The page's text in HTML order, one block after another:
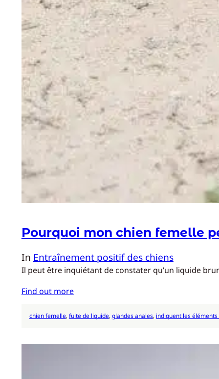
Pourquoi mon chien femelle
In Entraînement positif des chiens
Il peut être inquiétant de constater qu’un liquide
Find out more
chien femelle, fuite de liquide, glandes anales, indiquent les